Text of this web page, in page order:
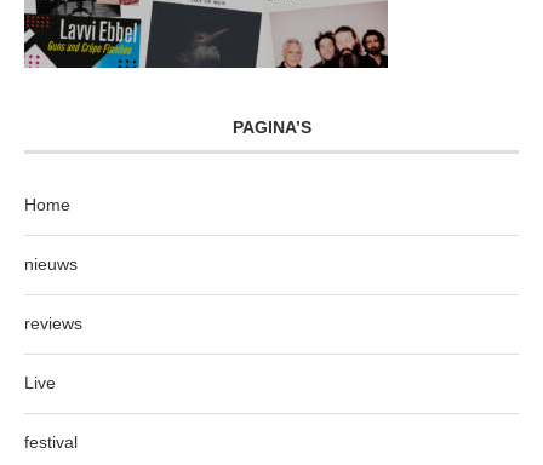
PAGINA’S
Home
nieuws
reviews
Live
festival